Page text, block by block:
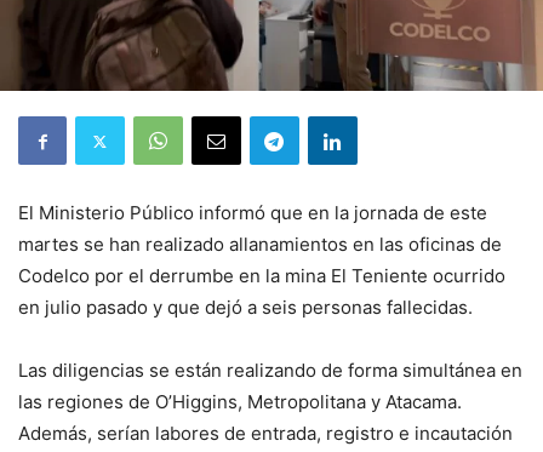
El Ministerio Público informó que en la jornada de este
martes se han realizado allanamientos en las oficinas de
Codelco por el derrumbe en la mina El Teniente ocurrido
en julio pasado y que dejó a seis personas fallecidas.
Las diligencias se están realizando de forma simultánea en
las regiones de O’Higgins, Metropolitana y Atacama.
Además, serían labores de entrada, registro e incautación